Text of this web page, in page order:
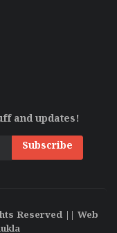
and updates!
Subscribe
Reserved || Web